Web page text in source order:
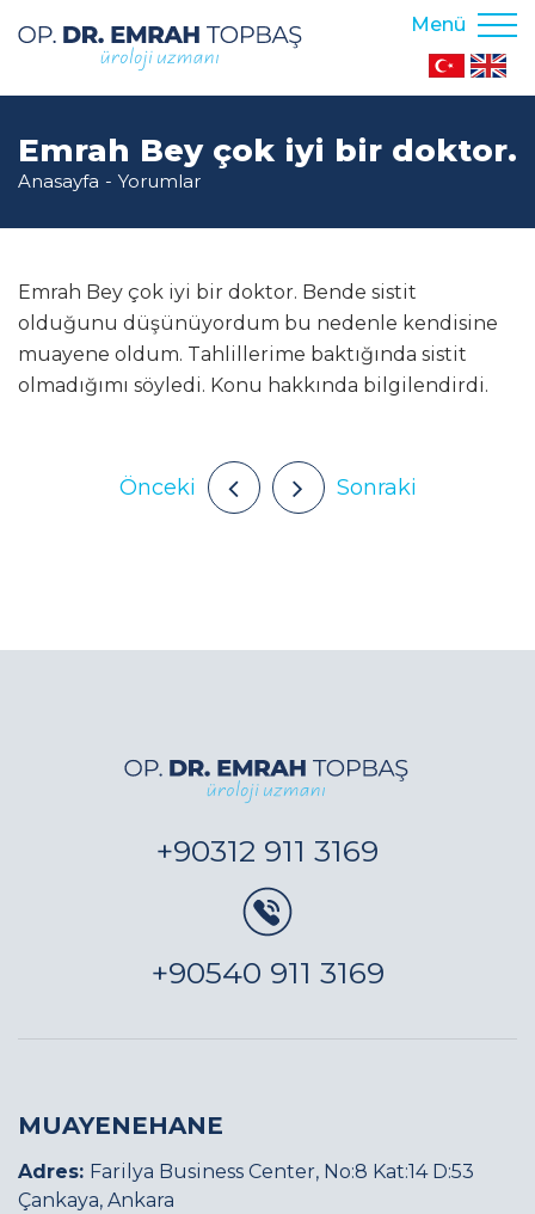
Menü
Emrah Bey çok iyi bir doktor.
Anasayfa Yorumlar
Emrah Bey çok iyi bir doktor. Bende sistit
olduğunu düşünüyordum bu nedenle kendisine
muayene oldum. Tahlillerime baktığında sistit
olmadığımı söyledi. Konu hakkında bilgilendirdi.
Önceki Sonraki
+90312 911 3169
+90540 911 3169
MUAYENEHANE
Adres: Farilya Business Center, No:8 Kat:14 D:53
Çankaya, Ankara